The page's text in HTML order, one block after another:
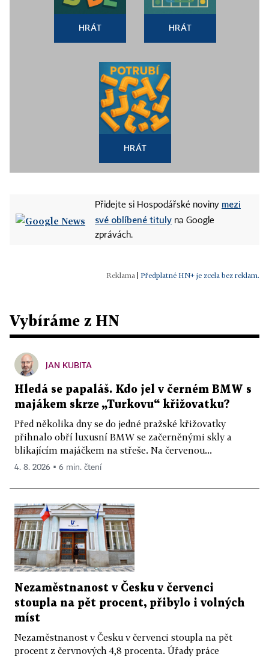
HRÁT HRÁT
HRÁT
Přidejte si Hospodářské noviny mezi
své oblíbené tituly na Google
zprávách.
Předplatné HN+ je zcela bez reklam.
Vybíráme z HN
JAN KUBITA
Hledá se papaláš. Kdo jel v černém BMW s
majákem skrze „Turkovu“ křižovatku?
Před několika dny se do jedné pražské křižovatky
přihnalo obří luxusní BMW se začerněnými skly a
blikajícím majáčkem na střeše. Na červenou...
4. 8. 2026 ▪ 6 min. čtení
Nezaměstnanost v Česku v červenci
stoupla na pět procent, přibylo i volných
míst
Nezaměstnanost v Česku v červenci stoupla na pět
procent z červnových 4,8 procenta. Úřady práce